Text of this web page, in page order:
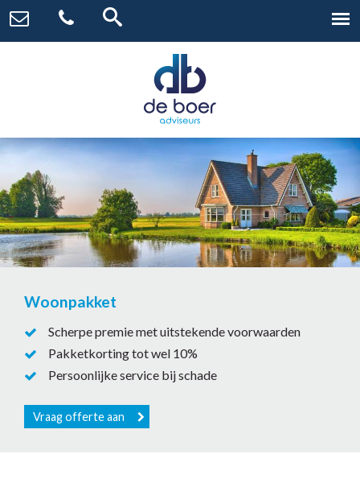
Woonpakket
Scherpe premie met uitstekende voorwaarden
Pakketkorting tot wel 10%
Persoonlijke service bij schade
Vraag offerte aan